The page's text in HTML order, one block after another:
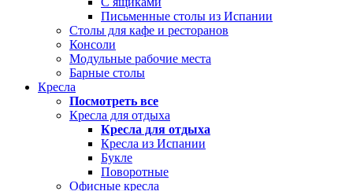
Письменные столы из Испании
Столы для кафе и ресторанов
Консоли
Модульные рабочие места
Барные столы
Кресла
Посмотреть все
Кресла для отдыха
Кресла для отдыха
Кресла из Испании
Букле
Поворотные
Офисные кресла